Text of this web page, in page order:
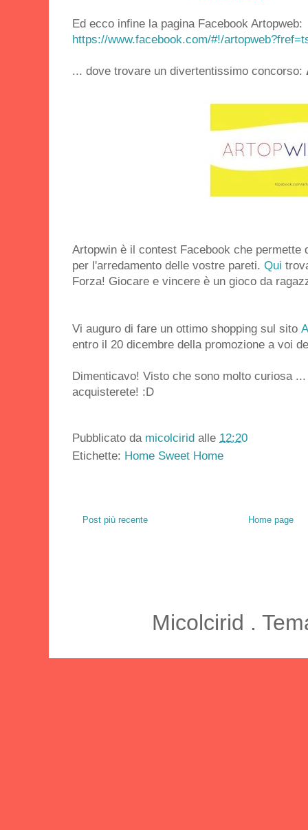
Ed ecco infine la pagina Facebook Artopweb:
https://www.facebook.com/#!/
... dove trovare un divertentissimo concorso:
Artopwin è il contest Facebook che permette
per l'arredamento delle vostre pareti. Qui
Forza! Giocare e vincere è un gioco da
Vi auguro di fare un ottimo shopping sul sito
entro il 20 dicembre della promozione a voi
Dimenticavo! Visto che sono molto curiosa
acquisterete! :D
Pubblicato da micolcirid alle 12:20
Etichette: Home Sweet Home
Post più recente Home page
Micolcirid .